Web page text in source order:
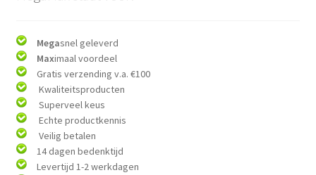
Megasnel geleverd
Maximaal voordeel
Gratis verzending v.a. €100
Kwaliteitsproducten
Superveel keus
Echte productkennis
Veilig betalen
14 dagen bedenktijd
Levertijd 1-2 werkdagen